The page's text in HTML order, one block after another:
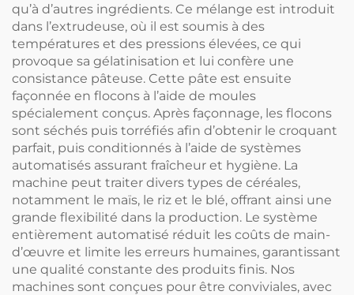
qu’à d’autres ingrédients. Ce mélange est introduit
dans l’extrudeuse, où il est soumis à des
températures et des pressions élevées, ce qui
provoque sa gélatinisation et lui confère une
consistance pâteuse. Cette pâte est ensuite
façonnée en flocons à l’aide de moules
spécialement conçus. Après façonnage, les flocons
sont séchés puis torréfiés afin d’obtenir le croquant
parfait, puis conditionnés à l’aide de systèmes
automatisés assurant fraîcheur et hygiène. La
machine peut traiter divers types de céréales,
notamment le maïs, le riz et le blé, offrant ainsi une
grande flexibilité dans la production. Le système
entièrement automatisé réduit les coûts de main-
d’œuvre et limite les erreurs humaines, garantissant
une qualité constante des produits finis. Nos
machines sont conçues pour être conviviales, avec